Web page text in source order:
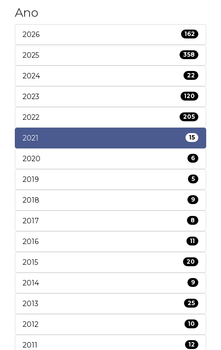
Ano
2026 162
2025 358
2024 22
2023 120
2022 205
2021 15
2020 6
2019 5
2018 9
2017 8
2016 11
2015 20
2014 9
2013 25
2012 10
2011 12